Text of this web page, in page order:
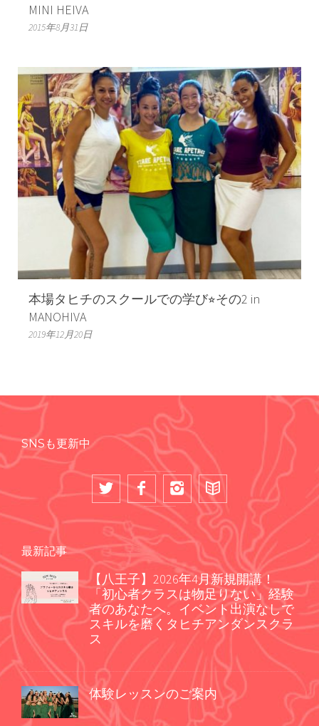
MINI HEIVA
2015年8月31日
本場タヒチのスクールでの学び⭐︎その2 in
MANOHIVA
2019年12月20日
SNSも更新中
最新記事
【八王子】2026年4月新規開講！
「初心者クラスは物足りない」経験
者のあなたへ。イベント出演なしで
スキルを磨くタヒチアンダンスクラ
ス
体験レッスンのご案内